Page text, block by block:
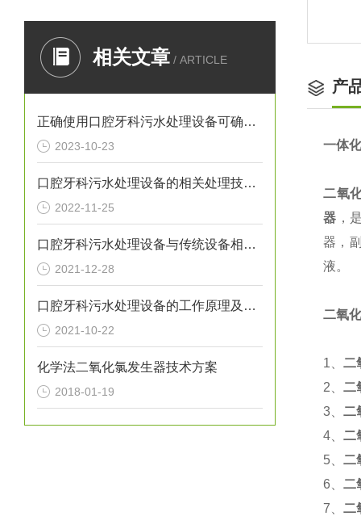
相关文章 / ARTICLE
正确使用口腔牙科污水处理设备可确保处理效果
2023-10-23
口腔牙科污水处理设备的相关处理技术介绍
2022-11-25
口腔牙科污水处理设备与传统设备相比的优势介绍
2021-12-28
口腔牙科污水处理设备的工作原理及出故障时需采取的措施介绍
2021-10-22
化学法二氧化氯发生器技术方案
2018-01-19
产
一体
二氧
器 ，
器，
液。
二氧
1、 二
2、 二
3、 二
4、 二
5、 二
6、 二
7、 二